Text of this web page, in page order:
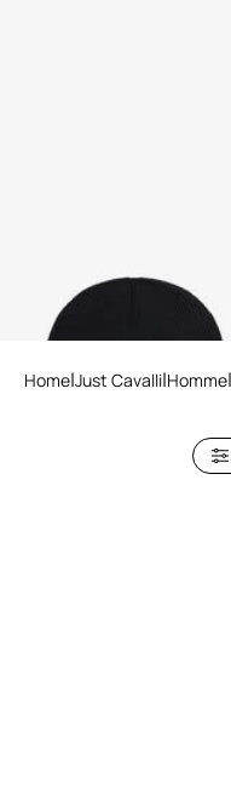
Home Just Cavalli Homme